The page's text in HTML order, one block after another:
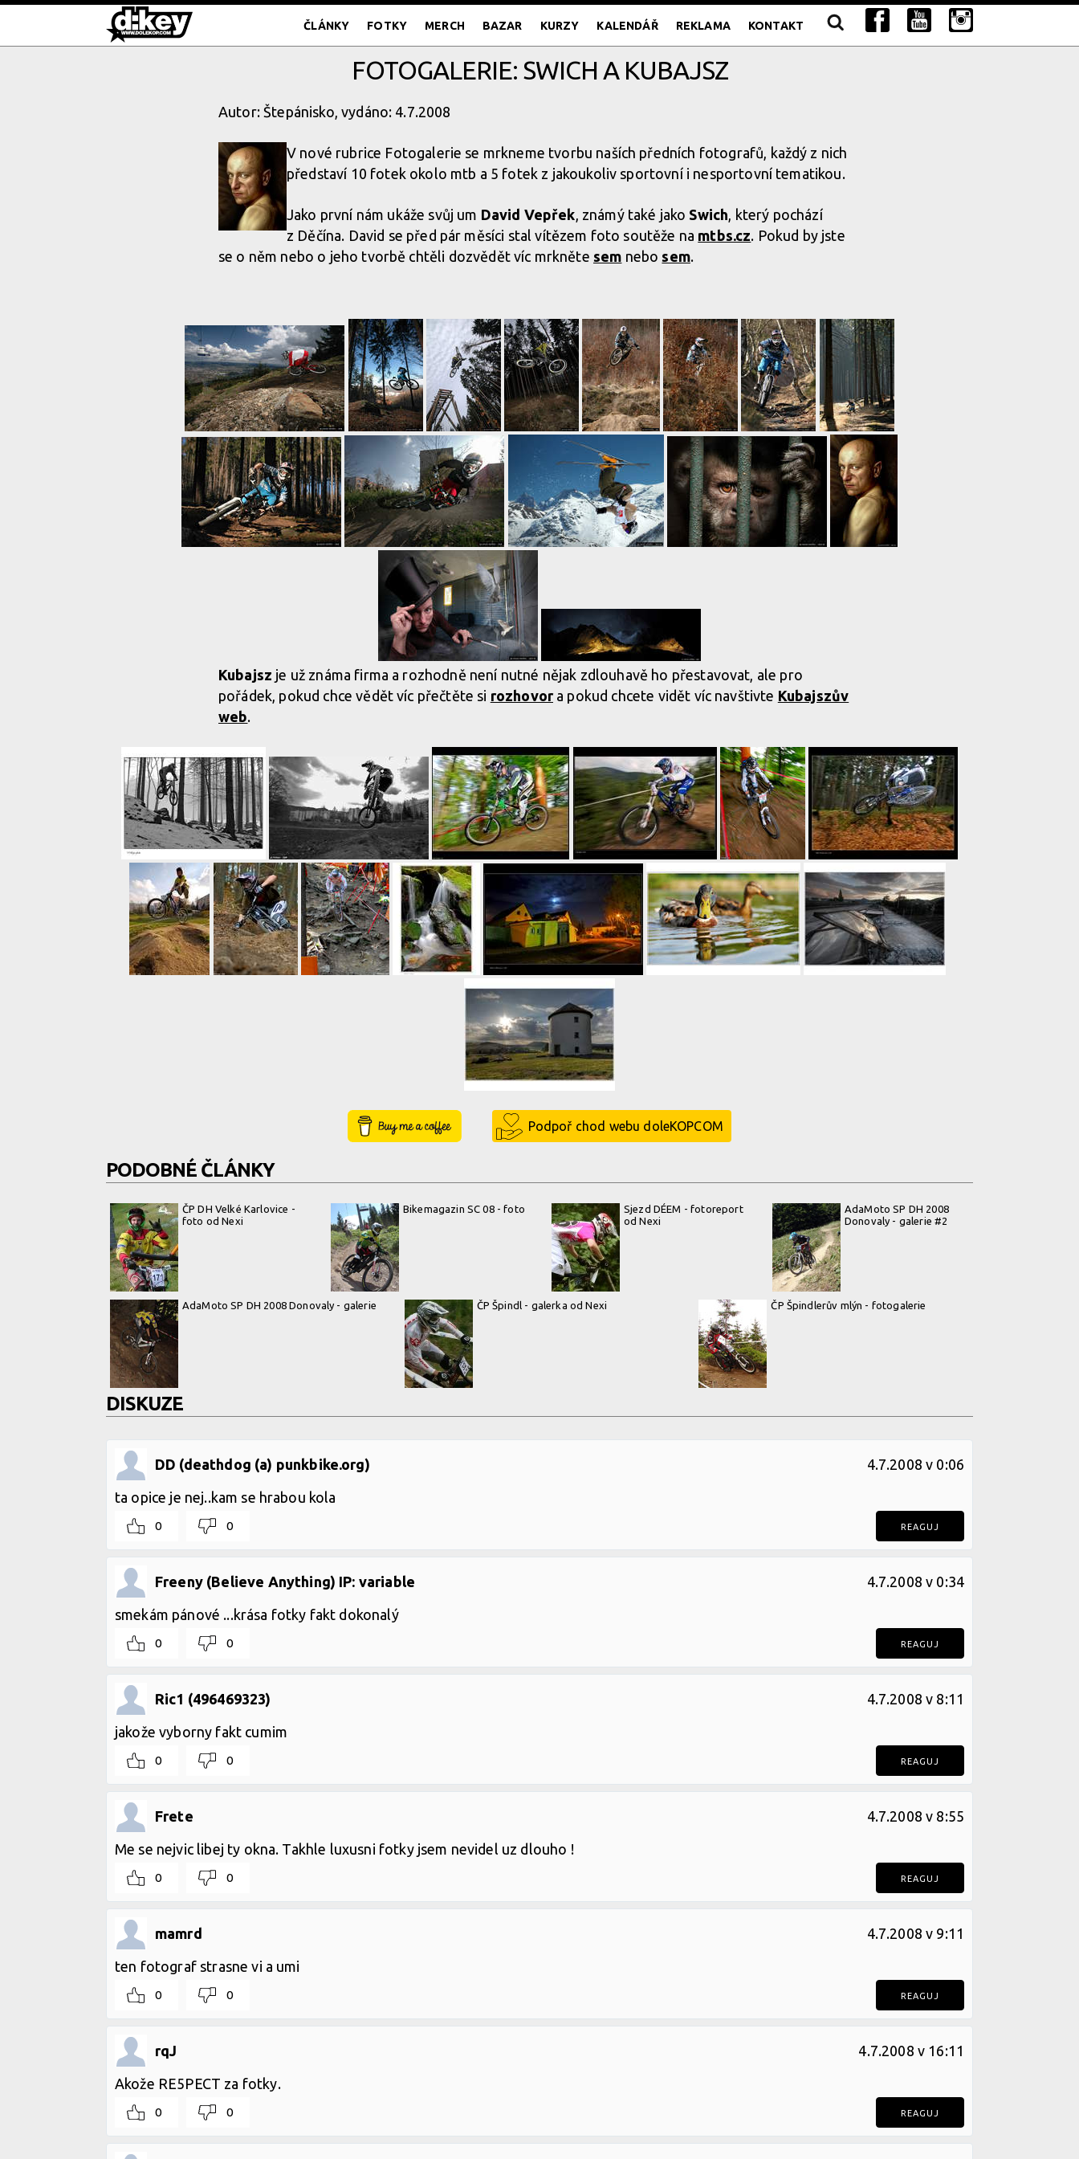
ČLÁNKY FOTKY MERCH BAZAR KURZY KALENDÁŘ REKLAMA KONTAKT
FOTOGALERIE: SWICH A KUBAJSZ
Autor: Štepánisko, vydáno: 4.7.2008
V nové rubrice Fotogalerie se mrkneme tvorbu naších předních fotografů, každý z nich
představí 10 fotek okolo mtb a 5 fotek z jakoukoliv sportovní i nesportovní tematikou.
Jako první nám ukáže svůj um David Vepřek, známý také jako Swich, který pochází
z Děčína. David se před pár měsíci stal vítězem foto soutěže na mtbs.cz. Pokud by jste
se o něm nebo o jeho tvorbě chtěli dozvědět víc mrkněte sem nebo sem.
Kubajsz je už známa firma a rozhodně není nutné nějak zdlouhavě ho přestavovat, ale pro
pořádek, pokud chce vědět víc přečtěte si rozhovora pokud chcete vidět víc navštivte Kubajszův
web.
Buy Me a Coffee Podpoř chod webu doleKOPCOM
PODOBNÉ ČLÁNKY
ČP DH Velké Karlovice -
foto od Nexi
Bikemagazin SC 08 - foto
Sjezd DÉEM - fotoreport
od Nexi
AdaMoto SP DH 2008
Donovaly - galerie #2
AdaMoto SP DH 2008 Donovaly - galerie ČP Špindl - galerka od Nexi ČP Špindlerův mlýn - fotogalerie
DISKUZE
DD (deathdog (a) punkbike.org) 4.7.2008 v 0:06
ta opice je nej..kam se hrabou kola
0 0 REAGUJ
Freeny (Believe Anything) IP: variable 4.7.2008 v 0:34
smekám pánové ...krása fotky fakt dokonalý
0 0 REAGUJ
Ric1 (496469323) 4.7.2008 v 8:11
jakože vyborny fakt cumim
0 0 REAGUJ
Frete 4.7.2008 v 8:55
Me se nejvic libej ty okna. Takhle luxusni fotky jsem nevidel uz dlouho !
0 0 REAGUJ
mamrd 4.7.2008 v 9:11
ten fotograf strasne vi a umi
0 0 REAGUJ
rqJ 4.7.2008 v 16:11
Akože RE5PECT za fotky.
0 0 REAGUJ